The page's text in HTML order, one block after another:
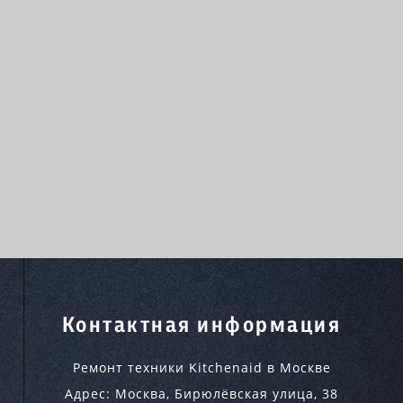
Контактная информация
Ремонт техники Kitchenaid в Москве
Адрес: Москва, Бирюлёвская улица, 38